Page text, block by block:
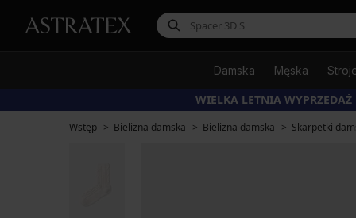
Damska Męska
WIELKA LETNIA
Wstęp Bielizna damska Bielizna damska Skarpetki